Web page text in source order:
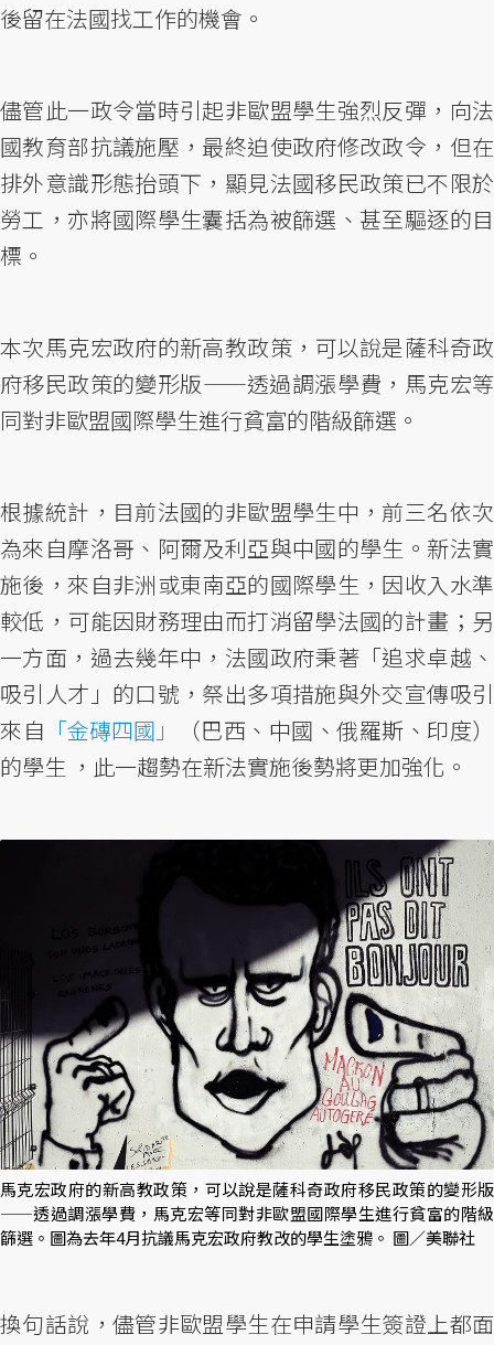
後留在法國找工作的機會。
儘管此一政令當時引起非歐盟學生強烈反彈，向法
國教育部抗議施壓，最終迫使政府修改政令，但在
排外意識形態抬頭下，顯見法國移民政策已不限於
勞工，亦將國際學生囊括為被篩選、甚至驅逐的目
標。
本次馬克宏政府的新高教政策，可以說是薩科奇政
府移民政策的變形版——透過調漲學費，馬克宏等
同對非歐盟國際學生進行貧富的階級篩選。
根據統計，目前法國的非歐盟學生中，前三名依次
為來自摩洛哥、阿爾及利亞與中國的學生。新法實
施後，來自非洲或東南亞的國際學生，因收入水準
較低，可能因財務理由而打消留學法國的計畫；另
一方面，過去幾年中，法國政府秉著「追求卓越、
吸引人才」的口號，祭出多項措施與外交宣傳吸引
來自 「金磚四國」
（巴西、中國、俄羅斯、印度）
的學生 ，此一趨勢在新法實施後勢將更加強化。
馬克宏政府的新高教政策，可以說是薩科奇政府移民政策的變形版
——透過調漲學費，馬克宏等同對非歐盟國際學生進行貧富的階級
篩選。圖為去年4月抗議馬克宏政府教改的學生塗鴉。 圖／美聯社
換句話說，儘管非歐盟學生在申請學生簽證上都面